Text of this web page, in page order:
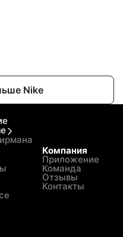
Nike
Компания
Приложение
Команда
Отзывы
Контакты